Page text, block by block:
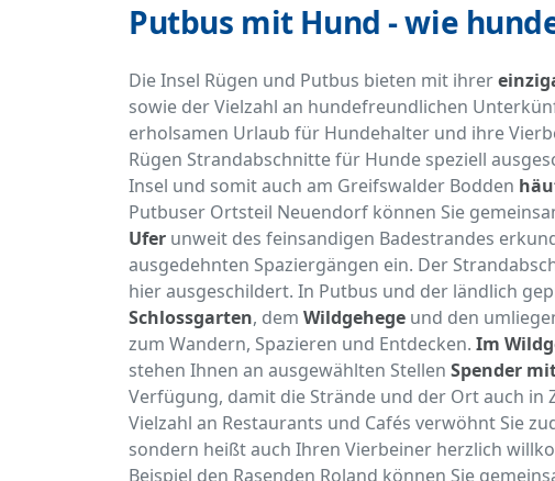
Putbus mit Hund - wie
Die Insel Rügen und Putbus bieten mit ihrer
sowie der Vielzahl an hundefreundlichen
erholsamen Urlaub für Hundehalter und ihre
Rügen Strandabschnitte für Hunde speziell
Insel und somit auch am Greifswalder Bodden
Putbuser Ortsteil Neuendorf können Sie
Ufer unweit des feinsandigen Badestrandes
ausgedehnten Spaziergängen ein. Der
hier ausgeschildert. In Putbus und der ländlich
Schlossgarten, dem Wildgehege und den
zum Wandern, Spazieren und Entdecken. Im
stehen Ihnen an ausgewählten Stellen Spender
Verfügung, damit die Strände und der Ort auch
Vielzahl an Restaurants und Cafés verwöhnt Sie
sondern heißt auch Ihren Vierbeiner herzlich
Beispiel den Rasenden Roland können Sie